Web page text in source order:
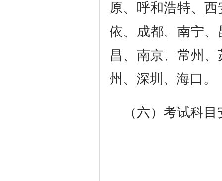
原、呼和浩特、
依、成都、南宁
昌、南京、常州
州、深圳、海口。
（六）考试科目